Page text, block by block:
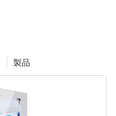
製品